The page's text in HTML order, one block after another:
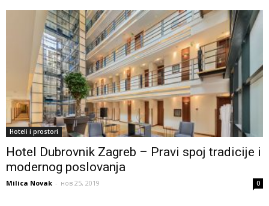
Hoteli i prostori
Hotel Dubrovnik Zagreb – Pravi spoj tradicije i
modernog poslovanja
Milica Novak - нов 25, 2019 0